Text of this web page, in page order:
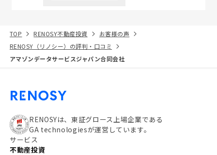
TOP RENOSY不動産投資
お客様の声
RENOSY（リノシー）の評判・口コミ
アマゾンデータサービスジャパン合同会社
RENOSYは、東証グロース上場企業である
GA technologiesが運営しています。
サービス
不動産投資